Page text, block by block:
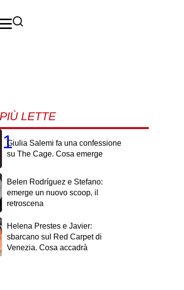
LETTE
Giulia Salemi fa una confessione
su The Cage. Cosa emerge
Belen Rodríguez e Stefano:
emerge un nuovo scoop, il
retroscena
Helena Prestes e Javier:
sbarcano sul Red Carpet di
Venezia. Cosa accadrà